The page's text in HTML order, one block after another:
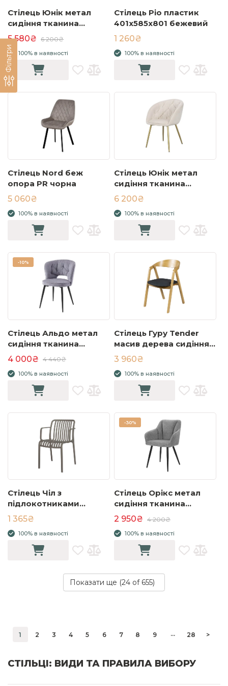
Фільтри
Стілець Юнік метал
сидіння тканина
570x570x810 бежева
ноги бежеві
5 580₴ 6 200₴
100% в наявності
Стілець Ріо пластик
401x585x801 бежевий
1 260₴
100% в наявності
Стілець Nord беж
опора PR чорна
5 060₴
100% в наявності
Стілець Юнік метал
сидіння тканина
570x570x810 світло-
бежевий
6 200₴
100% в наявності
-10%
Стілець Альдо метал
сидіння тканина
590x590x820 сірий
4 000₴ 4 440₴
100% в наявності
Стілець Гуру Tender
масив дерева сидіння
тканина чорна
526x558x782 дуб
3 960₴
100% в наявності
Стілець Чіл з
підлокотниками
пластик 550x580x785
сірий
1 365₴
100% в наявності
-30%
Стілець Орікс метал
сидіння тканина
600x550x840 сірий
2 950₴ 4 200₴
100% в наявності
Показати ще (24 of 655)
1 2 3 4 5 6 7 8 9 ... 28 >
СТІЛЬЦІ: ВИДИ ТА ПРАВИЛА ВИБОРУ